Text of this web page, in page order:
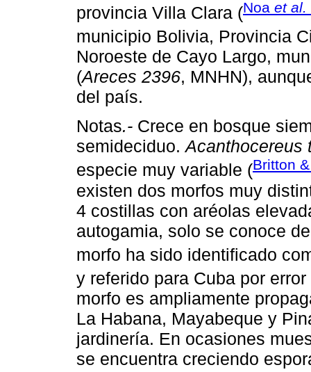
provincia Villa Clara (Noa et al.
municipio Bolivia, Provincia
Noroeste de Cayo Largo,
(Areces 2396, MNHN),
del país.
Notas.- Crece en bosque
semideciduo.Acanthocereus
especie muy variable (Britton
existen dos morfos muy
4 costillas con aréolas
autogamia, solo se conoce
morfo ha sido identificado
y referido para Cuba por error
morfo es ampliamente
La Habana, Mayabeque y
jardinería. En ocasiones
se encuentra creciendo